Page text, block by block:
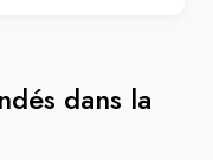
dans la